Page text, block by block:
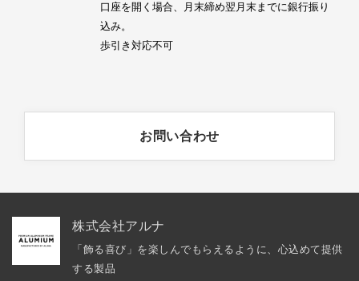
口座を開く場合、月末締め翌月末までに銀行振り
込み。
歩引き対応不可
お問い合わせ
株式会社アルナ
「飾る喜び」を楽しんでもらえるように、心込めて提供
する製品